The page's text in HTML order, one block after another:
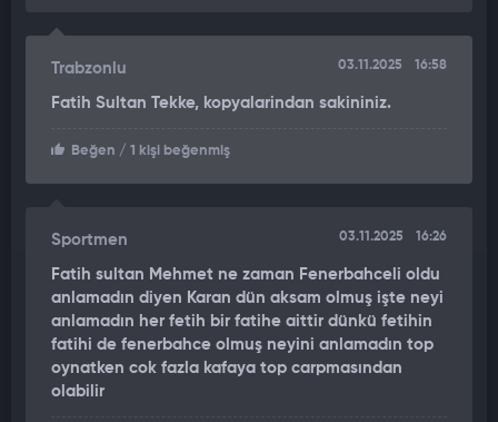
Trabzonlu 03.11.2025 16:58
Fatih Sultan Tekke, kopyalarindan sakininiz.
Beğen / 1 kişi beğenmiş
Sportmen 03.11.2025 16:26
Fatih sultan Mehmet ne zaman Fenerbahceli oldu
anlamadın diyen Karan dün aksam olmuş işte neyi
anlamadın her fetih bir fatihe aittir dünkü fetihin
fatihi de fenerbahce olmuş neyini anlamadın top
oynatken cok fazla kafaya top carpmasından
olabilir